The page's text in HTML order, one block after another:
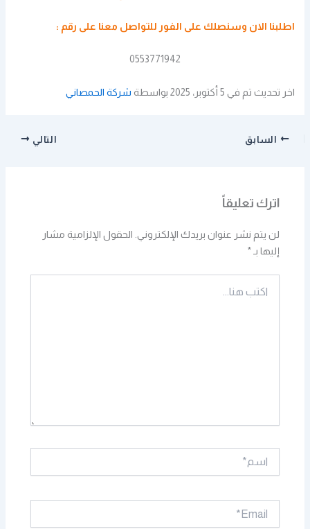
اطلبنا الان وسنصلك على الفور للتواصل معنا على رقم :
0553771942
اخر تحديث تم في 5 أكتوبر، 2025 بواسطة شركة الحمصاني
السابق التالي
اترك تعليقاً
لن يتم نشر عنوان بريدك الإلكتروني. الحقول الإلزامية مشار
إليها بـ*
هنا...